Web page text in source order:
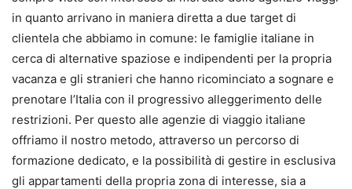
in quanto arrivano in maniera diretta a due target di
clientela che abbiamo in comune: le famiglie italiane in
cerca di alternative spaziose e indipendenti per la propria
vacanza e gli stranieri che hanno ricominciato a sognare e
prenotare l’Italia con il progressivo alleggerimento delle
restrizioni. Per questo alle agenzie di viaggio italiane
offriamo il nostro metodo, attraverso un percorso di
formazione dedicato, e la possibilità di gestire in esclusiva
gli appartamenti della propria zona di interesse, sia a